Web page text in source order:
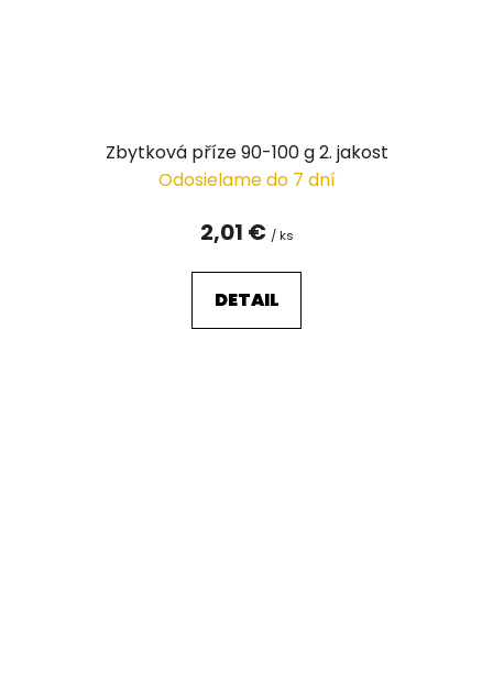
Zbytková příze 90-100 g 2. jakost
Odosielame do 7 dní
2,01 € / ks
DETAIL